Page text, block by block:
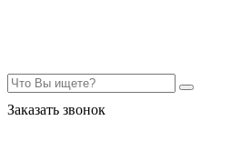
Заказать звонок